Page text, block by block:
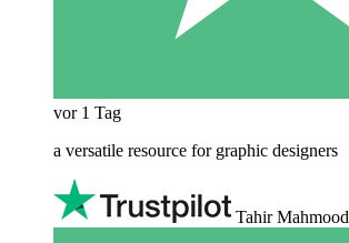
vor 1 Tag
a versatile resource for graphic designers
Tahir Mahmood